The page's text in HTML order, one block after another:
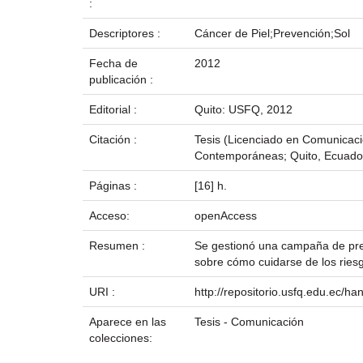
:
Descriptores : Cáncer de Piel;Prevención;Sol
Fecha de
publicación :
2012
Editorial : Quito: USFQ, 2012
Citación :
Tesis (Licenciado en
Contemporáneas; Quito,
Páginas : [16] h.
Acceso: openAccess
Resumen :
Se gestionó una campaña de
sobre cómo cuidarse de los
URI : http://repositorio.usfq.edu.ec/
Aparece en las
colecciones:
Tesis - Comunicación